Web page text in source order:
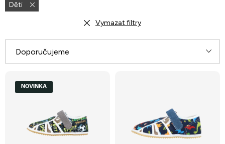
Děti
Vymazat filtry
a
Doporučujeme
Nejprodávanější
NOVINKA